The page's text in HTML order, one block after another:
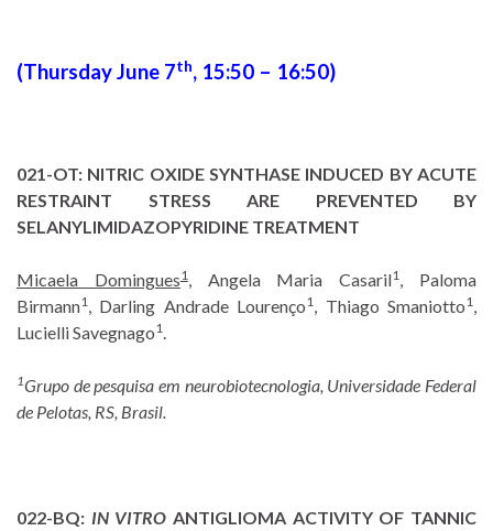
(Thursday June 7th, 15:50 – 16:50)
021-OT: NITRIC OXIDE SYNTHASE INDUCED BY ACUTE
RESTRAINT STRESS ARE PREVENTED BY
SELANYLIMIDAZOPYRIDINE TREATMENT
Micaela Domingues1, Angela Maria Casaril1
, Paloma
Birmann1 , Darling Andrade Lourenço1 , Thiago Smaniotto1
Lucielli Savegnago1
1Grupo de pesquisa em neurobiotecnologia, Universidade Federal
de Pelotas, RS, Brasil.
022-BQ: IN VITRO ANTIGLIOMA ACTIVITY OF TANNIC